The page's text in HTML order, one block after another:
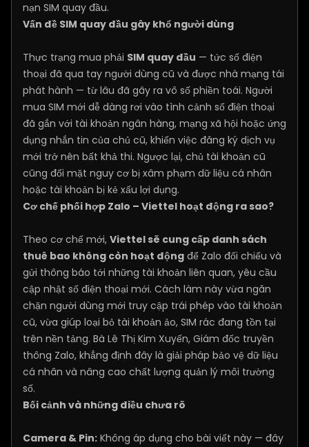
nạn SIM quay đầu.
Vấn đề SIM quay đầu gây khổ người dùng
Thực trạng mua phải SIM quay đầu — tức số điện
thoại đã qua tay người dùng cũ và được nhà mạng tái
phát hành — từ lâu đã gây ra vô số phiền toái. Người
mua SIM mới dễ dàng rơi vào tình cảnh số điện thoại
đã gắn với tài khoản ngân hàng, mạng xã hội hoặc ứng
dụng nhắn tin của chủ cũ, khiến việc đăng ký dịch vụ
mới trở nên bất khả thi. Ngược lại, chủ tài khoản cũ
cũng đối mặt nguy cơ bị xâm phạm dữ liệu cá nhân
hoặc tài khoản bị kẻ xấu lợi dụng.
Cơ chế phối hợp Zalo – Viettel hoạt động ra sao?
Theo cơ chế mới, Viettel sẽ cung cấp danh sách
thuê bao không còn hoạt động để Zalo đối chiếu và
gửi thông báo tới những tài khoản liên quan, yêu cầu
cập nhật số điện thoại mới. Cách làm này vừa ngăn
chặn người dùng mới truy cập trái phép vào tài khoản
cũ, vừa giúp loại bỏ tài khoản ảo, SIM rác đang tồn tại
trên nền tảng. Bà Lê Thị Kim Xuyến, Giám đốc truyền
thông Zalo, khẳng định đây là giải pháp bảo vệ dữ liệu
cá nhân và nâng cao chất lượng quản lý môi trường
số.
Bối cảnh và những điều chưa rõ
Camera & Pin: Không áp dụng cho bài viết này — đây